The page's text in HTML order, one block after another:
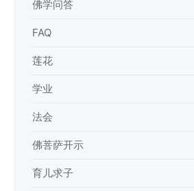
佛学问答
FAQ
莲花
学业
法会
佛菩萨开示
育儿求子